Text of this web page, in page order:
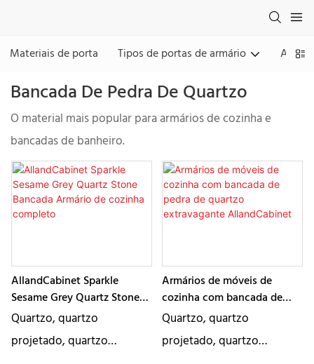
Materiais de porta Tipos de portas de armário
Bancada De Pedra De Quartzo
O material mais popular para armários de cozinha e
bancadas de banheiro.
AllandCabinet Sparkle
Sesame Grey Quartz Stone
Bancada Armário de cozinha
completo
Quartzo, quartzo
projetado, quartzo
Armários de móveis de
cozinha com bancada de
pedra de quartzo
extravagante AllandCabinet
Quartzo, quartzo
projetado, quartzo